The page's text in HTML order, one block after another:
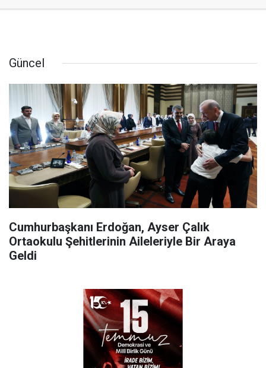
Güncel
Cumhurbaşkanı Erdoğan, Ayser Çalık
Ortaokulu Şehitlerinin Aileleriyle Bir Araya
Geldi